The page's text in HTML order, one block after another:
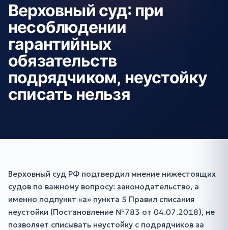
Верховный суд: при
несоблюдении
гарантийных
обязательств
подрядчиком, неустойку
списать нельзя
Верховный суд РФ подтвердил мнение нижестоящих
судов по важному вопросу: законодательство, а
именно подпункт «а» пункта 5 Правил списания
неустойки (Постановление №783 от 04.07.2018), не
позволяет списывать неустойку с подрядчиков за